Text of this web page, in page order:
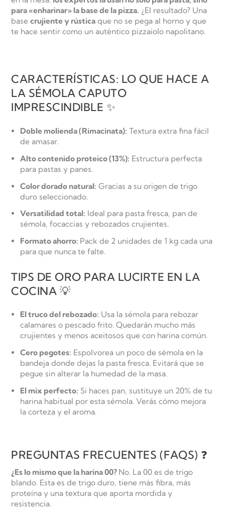
para «enharinar» la base de la pizza. ¿El resultado? Una
basecrujiente y rústica que no se pega al horno y que
te hace sentir como un auténtico pizzaiolo napolitano.
CARACTERÍSTICAS: LO QUE HACE A
LA SÉMOLA CAPUTO
IMPRESCINDIBLE ✨
Doble molienda (Rimacinata): Textura extra fina fácil
de amasar.
Alto contenido proteico (13%): Estructura perfecta
para pastas y panes.
Color dorado natural: Gracias a su origen de trigo
duro seleccionado.
Versatilidad total: Ideal para pasta fresca, pan de
sémola, focaccias y rebozados crujientes.
Formato ahorro: Pack de 2 unidades de 1 kg cada una
para que nunca te falte.
TIPS DE ORO PARA LUCIRTE EN LA
COCINA 💡
El truco del rebozado: Usa la sémola para rebozar
calamares o pescado frito. Quedarán mucho más
crujientes y menos aceitosos que con harina común.
Cero pegotes: Espolvorea un poco de sémola en la
bandeja donde dejas la pasta fresca. Evitará que se
pegue sin alterar la humedad de la masa.
El mix perfecto: Si haces pan, sustituye un 20% de tu
harina habitual por esta sémola. Verás cómo mejora
la corteza y el aroma.
PREGUNTAS FRECUENTES (FAQS) ❓
¿Es lo mismo que la harina 00? No. La 00 es de trigo
blando. Esta es de trigo duro, tiene más fibra, más
proteína y una textura que aporta mordida y
resistencia.